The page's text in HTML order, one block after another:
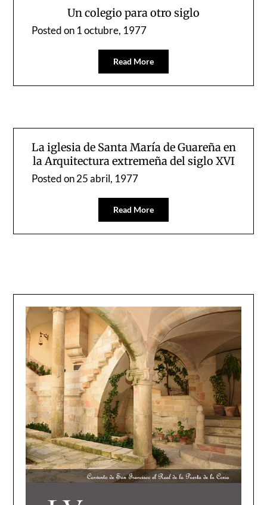
Un colegio para otro siglo
Posted on1 octubre, 1977
Read More
La iglesia de Santa María de Guareña en
la Arquitectura extremeña del siglo XVI
Posted on25 abril, 1977
Read More